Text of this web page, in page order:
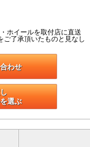
ホイールを取付店に直送
ご了承頂いたものと見なし
わせ
選ぶ